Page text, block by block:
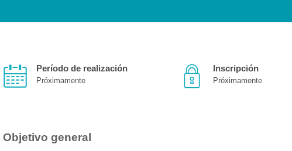
Período de realización
Próximamente
Inscripción
Próximamente
Objetivo general